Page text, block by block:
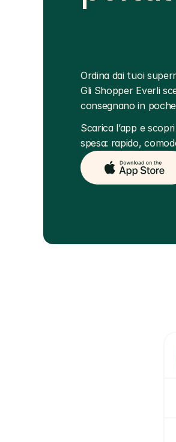
Ordina dai tuoi
Gli Shopper Everli
consegnano in
Scarica l’app e
spesa: rapido,